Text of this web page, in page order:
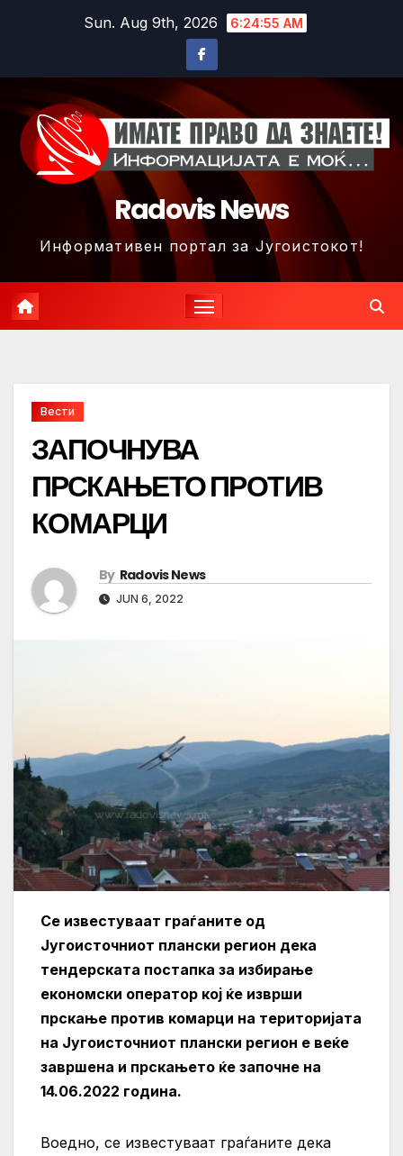
Sun. Aug 9th, 2026 6:24:58 AM
Radovis News
Информативен портал за Југоистокот!
Вести
ЗАПОЧНУВА
ПРСКАЊЕТО ПРОТИВ
КОМАРЦИ
By Radovis News
JUN 6, 2022
Се известуваат граѓаните од
Југоисточниот плански регион дека
тендерската постапка за избирање
економски оператор кој ќе изврши
прскање против комарци на територијата
на Југоисточниот плански регион е веќе
завршена и прскањето ќе започне на
14.06.2022 година.
Воедно, се известуваат граѓаните дека